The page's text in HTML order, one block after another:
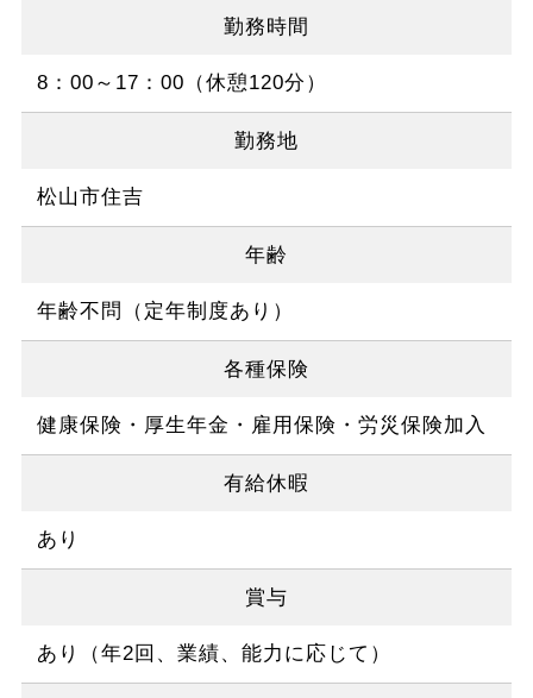
勤務時間
8：00～17：00（休憩120分）
勤務地
松山市住吉
年齢
年齢不問（定年制度あり）
各種保険
健康保険・厚生年金・雇用保険・労災保険加入
有給休暇
あり
賞与
あり（年2回、業績、能力に応じて）